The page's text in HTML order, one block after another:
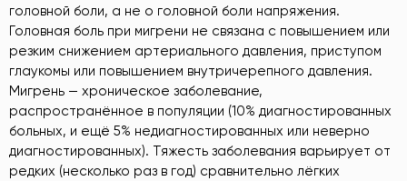
головной боли, а не о головной боли напряжения.
Головная боль при мигрени не связана с повышением или
резким снижением артериального давления, приступом
глаукомы или повышением внутричерепного давления.
Мигрень — хроническое заболевание,
распространённое в популяции (10% диагностированных
больных, и ещё 5% недиагностированных или неверно
диагностированных). Тяжесть заболевания варьирует от
редких (несколько раз в год) сравнительно лёгких